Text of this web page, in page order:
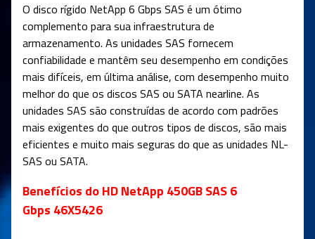
O disco rígido NetApp 6 Gbps SAS é um ótimo
complemento para sua infraestrutura de
armazenamento. As unidades SAS fornecem
confiabilidade e mantêm seu desempenho em condições
mais difíceis, em última análise, com desempenho muito
melhor do que os discos SAS ou SATA nearline. As
unidades SAS são construídas de acordo com padrões
mais exigentes do que outros tipos de discos, são mais
eficientes e muito mais seguras do que as unidades NL-
SAS ou SATA.
Benefícios do HD NetApp 450GB SAS 6
Gbps 46X5426